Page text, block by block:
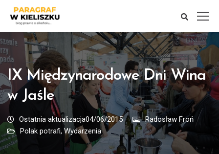
IX Międzynarodowe Dni Wina
w Jaśle
Ostatnia aktualizacja04/06/2015
Radosław Froń
Polak potrafi, Wydarzenia